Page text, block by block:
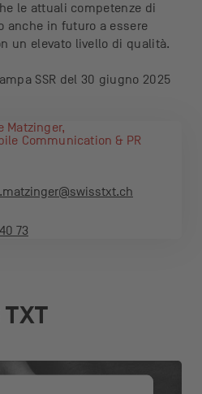
le attuali competenze di
anche in futuro a essere
un elevato livello di qualità.
SSR del 30 giugno 2025
Matzinger,
Communication & PR
73
TXT